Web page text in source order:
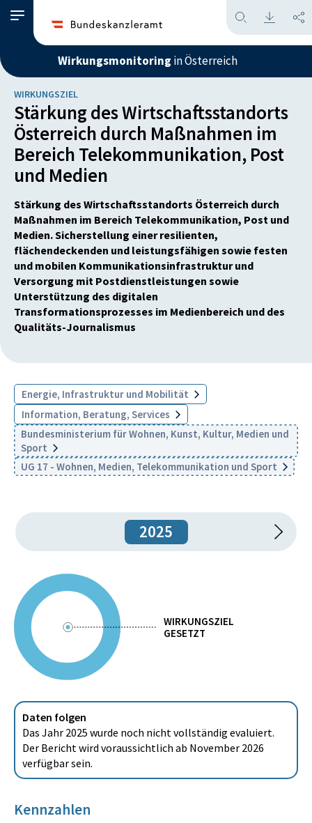
Wirkungsmonitoring in Österreich
WIRKUNGSZIEL
Stärkung des Wirtschaftsstandorts
Österreich durch Maßnahmen im
Bereich Telekommunikation, Post
und Medien
Stärkung des Wirtschaftsstandorts Österreich durch
Maßnahmen im Bereich Telekommunikation, Post und
Medien. Sicherstellung einer resilienten,
flächendeckenden und leistungsfähigen sowie festen
und mobilen Kommunikationsinfrastruktur und
Versorgung mit Postdienstleistungen sowie
Unterstützung des digitalen
Transformationsprozesses im Medienbereich und des
Qualitäts-Journalismus
Energie, Infrastruktur und Mobilität
Information, Beratung, Services
Bundesministerium für Wohnen, Kunst, Kultur, Medien und
Sport
UG 17 - Wohnen, Medien, Telekommunikation und Sport
2025
WIRKUNGSZIEL
GESETZT
Daten folgen
Das Jahr 2025 wurde noch nicht vollständig evaluiert.
Der Bericht wird voraussichtlich ab November 2026
verfügbar sein.
Kennzahlen